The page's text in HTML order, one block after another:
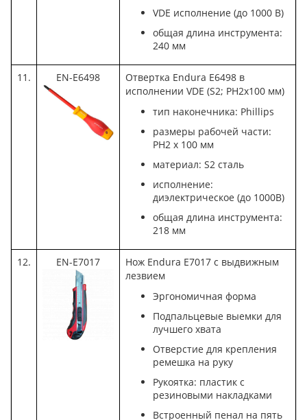
VDE исполнение (до 1000 В)
общая длина инструмента:
240 мм
11. EN-E6498
Отвертка Endura E6498 в
исполнении VDE (S2; PH2х100 мм)
тип наконечника: Phillips
размеры рабочей части:
PH2 x 100 мм
материал: S2 сталь
исполнение:
диэлектрическое (до 1000В)
общая длина инструмента:
218 мм
12. EN-E7017
Нож Endura E7017 с выдвижным
лезвием
Эргономичная форма
Подпальцевые выемки для
лучшего хвата
Отверстие для крепления
ремешка на руку
Рукоятка: пластик с
резиновыми накладками
Встроенный пенал на пять